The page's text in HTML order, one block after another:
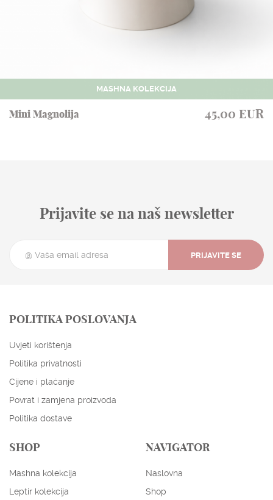
MASHNA KOLEKCIJA
Mini Magnolija 45,00 EUR
Prijavite se na naš newsletter
PRIJAVITE SE
POLITIKA POSLOVANJA
Uvjeti korištenja
Politika privatnosti
Cijene i plaćanje
Povrat i zamjena proizvoda
Politika dostave
SHOP
Mashna kolekcija
Leptir kolekcija
NAVIGATOR
Naslovna
Shop